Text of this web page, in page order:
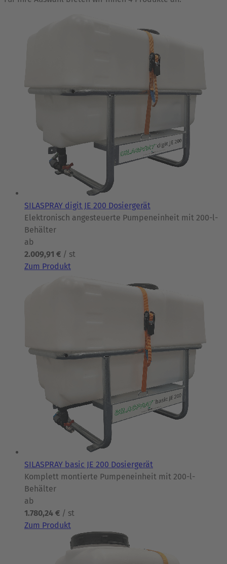
SILASPRAY digit JE 200 Dosiergerät
Elektronisch angesteuerte Pumpeneinheit mit 200-l-
Behälter
ab
2.009,91 € / st
Zum Produkt
SILASPRAY basic JE 200 Dosiergerät
Komplett montierte Pumpeneinheit mit 200-l-
Behälter
ab
1.780,24 € / st
Zum Produkt